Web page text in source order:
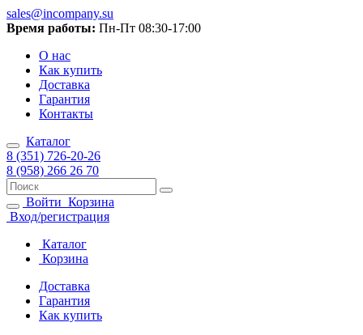
sales@incompany.su
Время работы: Пн-Пт 08:30-17:00
О нас
Как купить
Доставка
Гарантия
Контакты
Каталог
8 (351) 726-20-26
8 (958) 266 26 70
Войти Корзина
Вход/регистрация
Каталог
Корзина
Доставка
Гарантия
Как купить